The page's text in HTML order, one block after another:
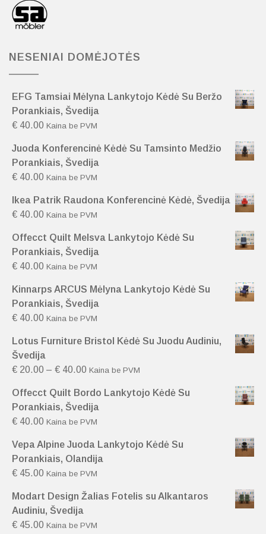
NESENIAI DOMĖJOTĖS
EFG Tamsiai Mėlyna Lankytojo Kėdė Su Beržo
Porankiais, Švedija
€ 40.00 Kaina be PVM
Juoda Konferencinė Kėdė Su Tamsinto Medžio
Porankiais, Švedija
€ 40.00 Kaina be PVM
Ikea Patrik Raudona Konferencinė Kėdė, Švedija
€ 40.00 Kaina be PVM
Offecct Quilt Melsva Lankytojo Kėdė Su
Porankiais, Švedija
€ 40.00 Kaina be PVM
Kinnarps ARCUS Mėlyna Lankytojo Kėdė Su
Porankiais, Švedija
€ 40.00 Kaina be PVM
Lotus Furniture Bristol Kėdė Su Juodu Audiniu,
Švedija
€ 20.00 – € 40.00 Kaina be PVM
Offecct Quilt Bordo Lankytojo Kėdė Su
Porankiais, Švedija
€ 40.00 Kaina be PVM
Vepa Alpine Juoda Lankytojo Kėdė Su
Porankiais, Olandija
€ 45.00 Kaina be PVM
Modart Design Žalias Fotelis su Alkantaros
Audiniu, Švedija
€ 45.00 Kaina be PVM